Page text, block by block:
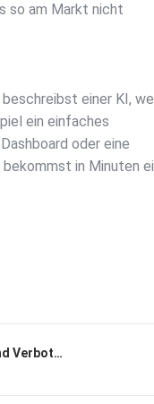
so am Markt nicht
einer KI,
ein einfaches
oder eine
in Minuten
schnell sichtbar
genügt und wann
bleibt.
Runde 8: Über Gefährliches und Verbotenes